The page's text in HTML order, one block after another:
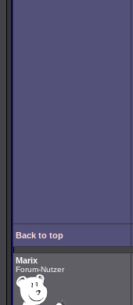
Back to top
Marix
Forum-Nutzer